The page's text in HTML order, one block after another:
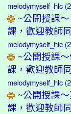
melodymyself_hlc
~公開授課
課，歡迎教師
melodymyself_hlc
~公開授課
課，歡迎教師
melodymyself_hlc
~公開授課
課，歡迎教師